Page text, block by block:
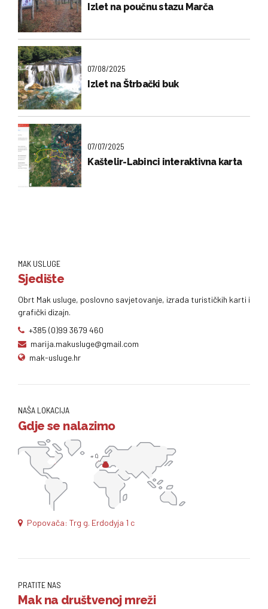
Izlet na poučnu stazu Marča
07/08/2025
Izlet na Štrbački buk
07/07/2025
Kaštelir-Labinci interaktivna karta
MAK USLUGE
Sjedište
Obrt Mak usluge, poslovno savjetovanje, izrada turističkih karti i
grafički dizajn.
+385 (0)99 3679 460
marija.makusluge@gmail.com
mak-usluge.hr
NAŠA LOKACIJA
Gdje se nalazimo
Popovača: Trg g. Erdodyja 1 c
PRATITE NAS
Mak na društvenoj mreži